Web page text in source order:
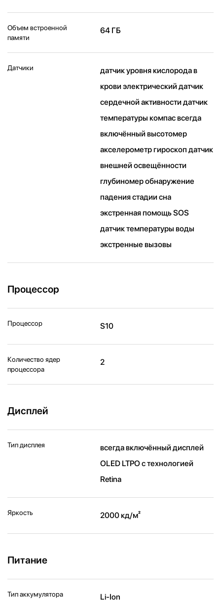
Объем встроенной
памяти
64 ГБ
Датчики
датчик уровня кислорода в
крови электрический датчик
сердечной активности датчик
температуры компас всегда
включённый высотомер
акселерометр гироскоп датчик
внешней освещённости
глубиномер обнаружение
падения стадии сна
экстренная помощь SOS
датчик температуры воды
экстренные вызовы
Процессор
Процессор S10
Количество ядер
процессора
2
Дисплей
Тип дисплея
всегда включённый дисплей
OLED LTPO с технологией
Retina
Яркость 2000 кд/ м²
Питание
Тип аккумулятора Li-Ion